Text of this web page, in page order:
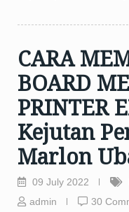
CARA
BOARD
PRINTER
Kejutan
Marlon
09 July 2022
admin
30